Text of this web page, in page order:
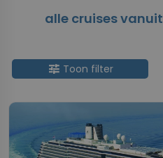
alle cruises vanuit
tune Toon filter